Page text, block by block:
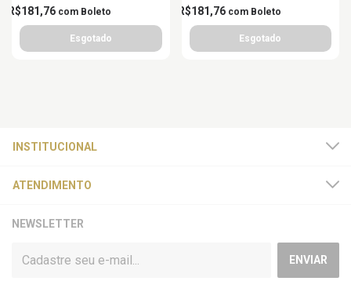
R$181,76 com Boleto R$181,76 com Boleto
INSTITUCIONAL
ATENDIMENTO
NEWSLETTER